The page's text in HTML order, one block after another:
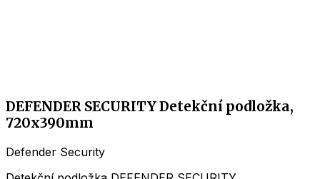
DEFENDER SECURITY Detekční podložka,
720x390mm
Defender Security